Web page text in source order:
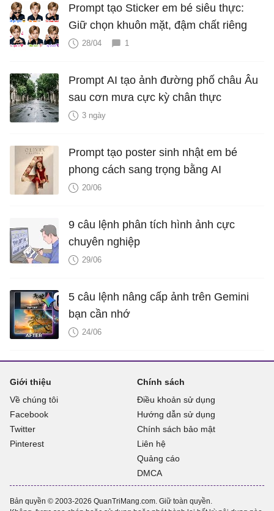
Prompt tạo Sticker em bé siêu thực:
Giữ chọn khuôn mặt, đậm chất riêng
28/04 1
Prompt AI tạo ảnh đường phố châu Âu
sau cơn mưa cực kỳ chân thực
3 ngày
Prompt tạo poster sinh nhật em bé
phong cách sang trọng bằng AI
20/06
9 câu lệnh phân tích hình ảnh cực
chuyên nghiệp
29/06
5 câu lệnh nâng cấp ảnh trên Gemini
bạn cần nhớ
24/06
Giới thiệu
Về chúng tôi
Facebook
Twitter
Pinterest
Chính sách
Điều khoản sử dụng
Hướng dẫn sử dụng
Chính sách bảo mật
Liên hệ
Quảng cáo
DMCA
Bản quyền © 2003-2026 QuanTriMang.com. Giữ toàn quyền.